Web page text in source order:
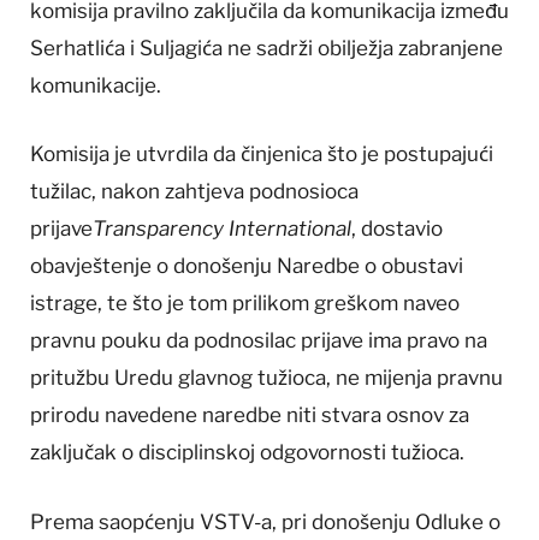
komisija pravilno zaključila da komunikacija između
Serhatlića i Suljagića ne sadrži obilježja zabranjene
komunikacije.
Komisija je utvrdila da činjenica što je postupajući
tužilac, nakon zahtjeva podnosioca
prijaveTransparency International, dostavio
obavještenje o donošenju Naredbe o obustavi
istrage, te što je tom prilikom greškom naveo
pravnu pouku da podnosilac prijave ima pravo na
pritužbu Uredu glavnog tužioca, ne mijenja pravnu
prirodu navedene naredbe niti stvara osnov za
zaključak o disciplinskoj odgovornosti tužioca.
Prema saopćenju VSTV-a, pri donošenju Odluke o